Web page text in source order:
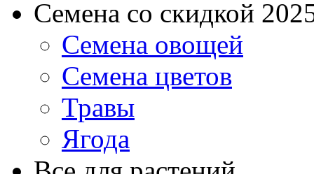
Семена со скидкой
Семена овощей
Семена цветов
Травы
Ягода